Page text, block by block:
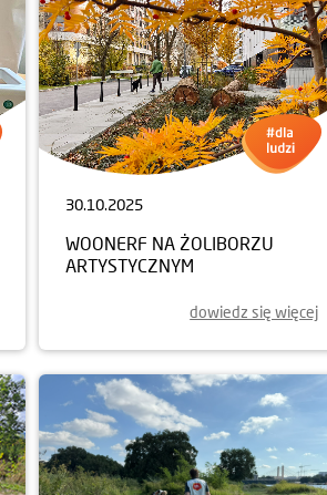
30.10.2025
WOONERF NA ŻOLIBORZU
ARTYSTYCZNYM
dowiedz się więcej